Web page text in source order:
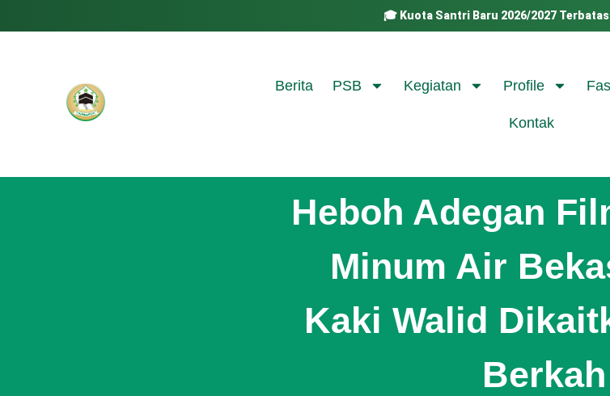
🎓 Kuota Santri Baru 2026/2027
Berita PSB Kegiatan Profile
Kontak
Heboh Adegan
Minum Air
Kaki Walid
Berkah